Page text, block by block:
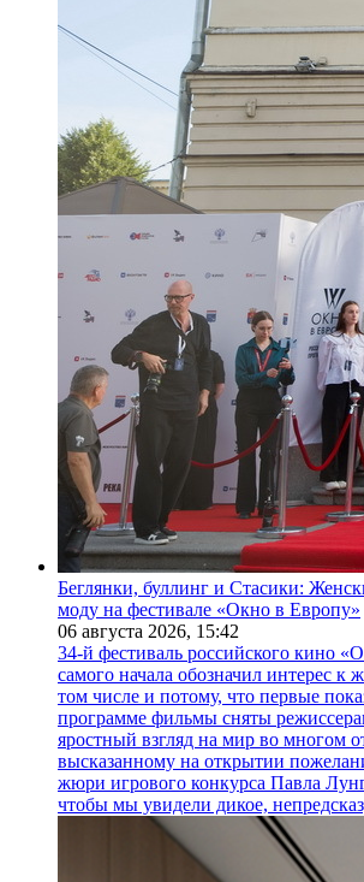
Беглянки, буллинг и Стасики:
моду на фестивале «Окно в Европу»
06 августа 2026, 15:42
34-й фестиваль российского кино
самого начала обозначил интерес к
том числе и потому, что первые
программе фильмы сняты
яростный взгляд на мир во многом
высказанному на открытии
жюри игрового конкурса Павла
чтобы мы увидели дикое,